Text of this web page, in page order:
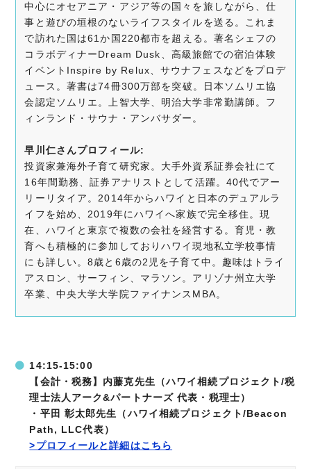
中心にオセアニア・アジア等の国々を旅しながら、仕
事と遊びの垣根のないライフスタイルを送る。これま
で訪れた国は61か国220都市を超える。著名シェフの
コラボディナーDream Dusk、高級旅館での宿泊体験
イベントInspire by Relux、サウナフェスなどをプロデ
ュース。著書は74冊300万部を突破。日本ソムリエ協
会認定ソムリエ。上智大学、明治大学非常勤講師。フ
ィンランド・サウナ・アンバサダー。
早川仁さんプロフィール:
投資家兼海外子育て研究家。大手外資系証券会社にて
16年間勤務、証券アナリストとして活躍。40代でアー
リーリタイア。2014年からハワイと日本のデュアルラ
イフを始め、2019年にハワイへ家族で完全移住。現
在、ハワイと東京で複数の会社を経営する。育児・教
育へも積極的に参加しておりハワイ現地私立学校事情
にも詳しい。8歳と6歳の2児を子育て中。趣味はトライ
アスロン、サーフィン、マラソン。アリゾナ州立大学
卒業、中央大学大学院ファイナンスMBA。
14:15-15:00
【会計・税務】内藤克先生（ハワイ相続プロジェクト/税
理士法人アーク&パートナーズ 代表・税理士）
・ 平田 彰太郎先生（ハワイ相続プロジェクト/Beacon
Path, LLC代表）
>プロフィールと詳細はこちら